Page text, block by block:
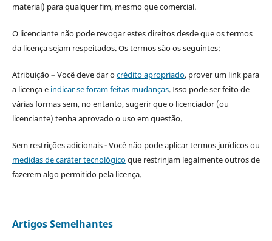
material) para qualquer fim, mesmo que comercial.
O licenciante não pode revogar estes direitos desde que os termos
da licença sejam respeitados. Os termos são os seguintes:
Atribuição – Você deve dar ocrédito apropriado, prover um link para
a licença e indicar se foram feitas mudanças. Isso pode ser feito de
várias formas sem, no entanto, sugerir que o licenciador (ou
licenciante) tenha aprovado o uso em questão.
Sem restrições adicionais - Você não pode aplicar termos jurídicos ou
medidas de caráter tecnológicoque restrinjam legalmente outros de
fazerem algo permitido pela licença.
Artigos Semelhantes